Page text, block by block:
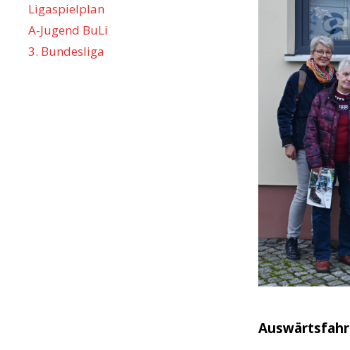
Ligaspielplan
A-Jugend BuLi
3. Bundesliga